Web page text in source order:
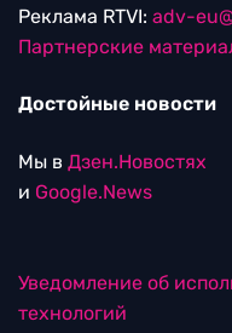
Реклама RTVI: adv-
Партнерские
Достойные новости
Мы в Дзен.Новостях
и Google.News
Уведомление об
технологий